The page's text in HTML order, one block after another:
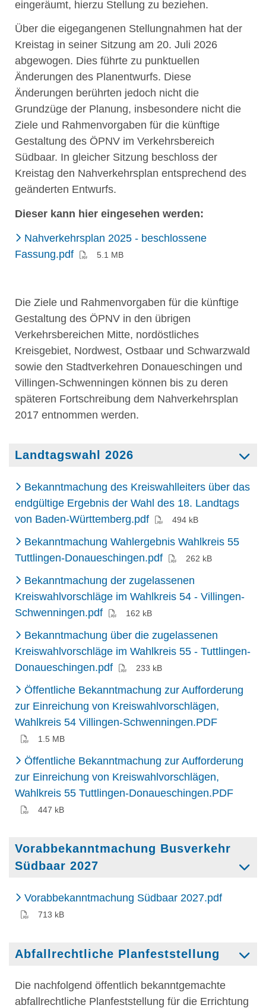
eingeräumt, hierzu Stellung zu beziehen.
Über die eigegangenen Stellungnahmen hat der
Kreistag in seiner Sitzung am 20. Juli 2026
abgewogen. Dies führte zu punktuellen
Änderungen des Planentwurfs. Diese
Änderungen berührten jedoch nicht die
Grundzüge der Planung, insbesondere nicht die
Ziele und Rahmenvorgaben für die künftige
Gestaltung des ÖPNV im Verkehrsbereich
Südbaar. In gleicher Sitzung beschloss der
Kreistag den Nahverkehrsplan entsprechend des
geänderten Entwurfs.
Dieser kann hier eingesehen werden:
Nahverkehrsplan 2025 - beschlossene
Fassung.pdf(PDF)5.1 MB
Die Ziele und Rahmenvorgaben für die künftige
Gestaltung des ÖPNV in den übrigen
Verkehrsbereichen Mitte, nordöstliches
Kreisgebiet, Nordwest, Ostbaar und Schwarzwald
sowie den Stadtverkehren Donaueschingen und
Villingen-Schwenningen können bis zu deren
späteren Fortschreibung dem Nahverkehrsplan
2017 entnommen werden.
Landtagswahl 2026
Bekanntmachung des Kreiswahlleiters über das
endgültige Ergebnis der Wahl des 18. Landtags
von Baden-Württemberg.pdf(PDF)494 kB
Bekanntmachung Wahlergebnis Wahlkreis 55
Tuttlingen-Donaueschingen.pdf(PDF)262 kB
Bekanntmachung der zugelassenen
Kreiswahlvorschläge im Wahlkreis 54 - Villingen-
Schwenningen.pdf(PDF)162 kB
Bekanntmachung über die zugelassenen
Kreiswahlvorschläge im Wahlkreis 55 - Tuttlingen-
Donaueschingen.pdf(PDF)233 kB
Öffentliche Bekanntmachung zur Aufforderung
zur Einreichung von Kreiswahlvorschlägen,
Wahlkreis 54 Villingen-Schwenningen.PDF(PDF)
1.5 MB
Öffentliche Bekanntmachung zur Aufforderung
zur Einreichung von Kreiswahlvorschlägen,
Wahlkreis 55 Tuttlingen-Donaueschingen.PDF(PDF)
447 kB
Vorabbekanntmachung Busverkehr
Südbaar 2027
Vorabbekanntmachung Südbaar 2027.pdf(PDF)
713 kB
Abfallrechtliche Planfeststellung
Die nachfolgend öffentlich bekanntgemachte
abfallrechtliche Planfeststellung für die Errichtung